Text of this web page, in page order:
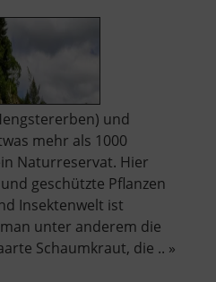
und
mehr als 1000
Naturreservat. Hier
geschützte Pflanzen
Insektenwelt ist
unter anderem die
Schaumkraut, die .. »